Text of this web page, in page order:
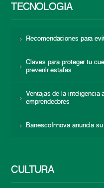
TECNOLOGÍA
Recomendaciones para
Claves para proteger tu
prevenir estafas
Ventajas de la inteligencia
emprendedores
BanescoInnova anuncia
CULTURA